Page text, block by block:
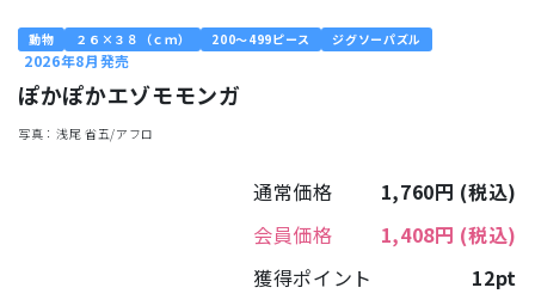
動物 ２６×３８（ｃｍ） 200～499ピース ジグソーパズル
2026年8月発売
ぽかぽかエゾモモンガ
写真：浅尾 省五/アフロ
通常価格 1,760円 (税込)
会員価格
1,408円 (税込)
獲得ポイント
12pt